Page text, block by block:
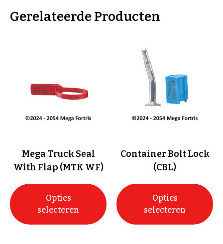
Gerelateerde Producten
Mega Truck Seal
With Flap (MTK WF)
Opties
selecteren
Container Bolt Lock
(CBL)
Opties
selecteren